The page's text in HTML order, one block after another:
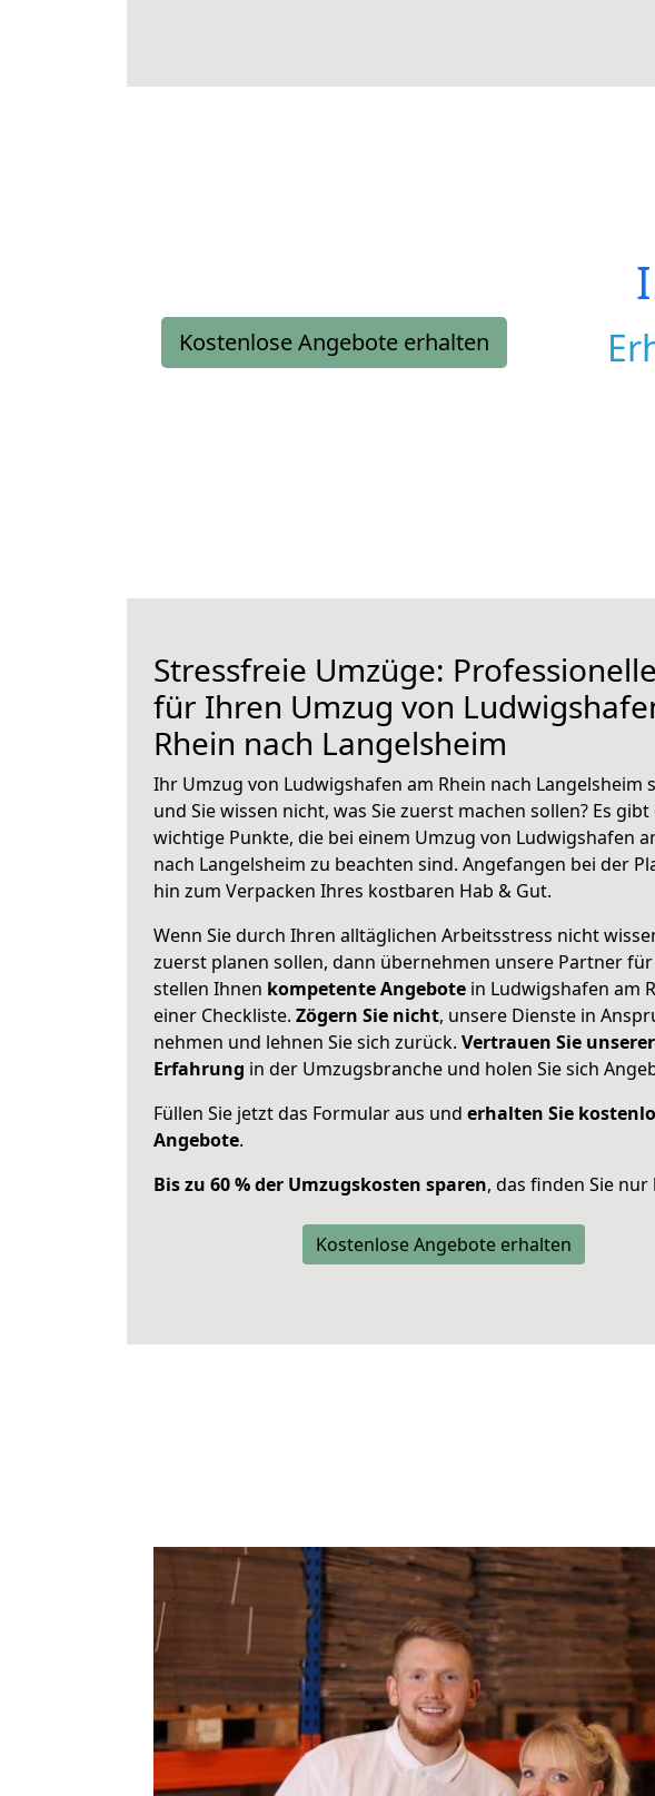
Kostenlose Angebote erhalten
Stressfreie Umzüge:
für Ihren Umzug von
Rhein nach Langelsheim
Ihr Umzug von Ludwigshafen am Rhein nach Langelsheim
und Sie wissen nicht, was Sie zuerst machen sollen? Es
wichtige Punkte, die bei einem Umzug von Ludwigshafen
nach Langelsheim zu beachten sind. Angefangen bei der
hin zum Verpacken Ihres kostbaren Hab & Gut.
Wenn Sie durch Ihren alltäglichen Arbeitsstress nicht
zuerst planen sollen, dann übernehmen unsere Partner für
stellen Ihnen kompetente Angebote in Ludwigshafen am
einer Checkliste. Zögern Sie nicht, unsere Dienste in
nehmen und lehnen Sie sich zurück. Vertrauen Sie
Erfahrung in der Umzugsbranche und holen Sie sich
Füllen Sie jetzt das Formular aus und erhalten Sie
Angebote.
Bis zu 60 % der Umzugskosten sparen, das finden Sie nur
Kostenlose Angebote erhalten